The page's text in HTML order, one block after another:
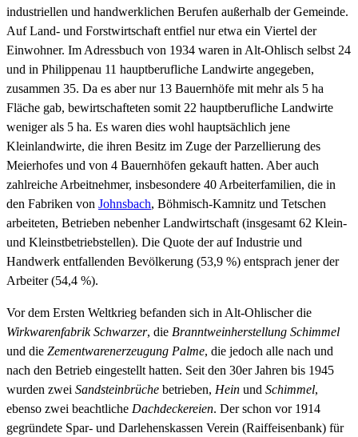
industriellen und handwerklichen Berufen außerhalb der Gemeinde.
Auf Land- und Forstwirtschaft entfiel nur etwa ein Viertel der
Einwohner. Im Adressbuch von 1934 waren in Alt-Ohlisch selbst 24
und in Philippenau 11 hauptberufliche Landwirte angegeben,
zusammen 35. Da es aber nur 13 Bauernhöfe mit mehr als 5 ha
Fläche gab, bewirtschafteten somit 22 hauptberufliche Landwirte
weniger als 5 ha. Es waren dies wohl hauptsächlich jene
Kleinlandwirte, die ihren Besitz im Zuge der Parzellierung des
Meierhofes und von 4 Bauernhöfen gekauft hatten. Aber auch
zahlreiche Arbeitnehmer, insbesondere 40 Arbeiterfamilien, die in
den Fabriken von Johnsbach, Böhmisch-Kamnitz und Tetschen
arbeiteten, Betrieben nebenher Landwirtschaft (insgesamt 62 Klein-
und Kleinstbetriebstellen). Die Quote der auf Industrie und
Handwerk entfallenden Bevölkerung (53,9 %) entsprach jener der
Arbeiter (54,4 %).
Vor dem Ersten Weltkrieg befanden sich in Alt-Ohlischer die
Wirkwarenfabrik Schwarzer, die Branntweinherstellung Schimmel
und die Zementwarenerzeugung Palme, die jedoch alle nach und
nach den Betrieb eingestellt hatten. Seit den 30er Jahren bis 1945
wurden zwei Sandsteinbrüche betrieben, Hein und Schimmel,
ebenso zwei beachtliche Dachdeckereien. Der schon vor 1914
gegründete Spar- und Darlehenskassen Verein (Raiffeisenbank) für